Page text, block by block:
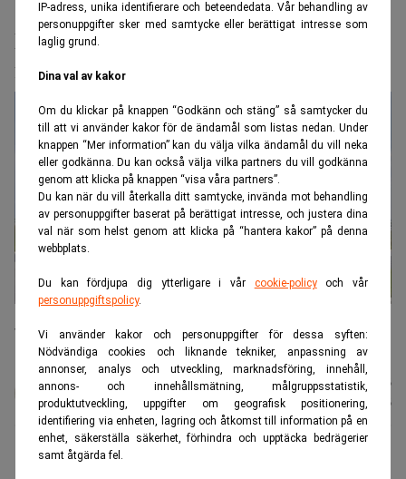
IP-adress, unika identifierare och beteendedata. Vår behandling av
personuppgifter sker med samtycke eller berättigat intresse som
laglig grund.
Dina val av kakor
Om du klickar på knappen “Godkänn och stäng” så samtycker du
till att vi använder kakor för de ändamål som listas nedan. Under
knappen “Mer information” kan du välja vilka ändamål du vill neka
eller godkänna. Du kan också välja vilka partners du vill godkänna
genom att klicka på knappen “visa våra partners”.
Du kan när du vill återkalla ditt samtycke, invända mot behandling
av personuppgifter baserat på berättigat intresse, och justera dina
val när som helst genom att klicka på “hantera kakor” på denna
webbplats.
Du kan fördjupa dig ytterligare i vår cookie-policyoch vår
personuppgiftspolicy.
Vi använder kakor och personuppgifter för dessa syften:
Nödvändiga cookies och liknande tekniker, anpassning av
annonser, analys och utveckling, marknadsföring, innehåll,
annons- och innehållsmätning, målgruppsstatistik,
produktutveckling, uppgifter om geografisk positionering,
identifiering via enheten, lagring och åtkomst till information på en
enhet, säkerställa säkerhet, förhindra och upptäcka bedrägerier
samt åtgärda fel.
Realtid.se Makro
Framtidens energi kan finnas här –
fyndet väcker globalt intresse
väcker frågor om framtidens energitransporter. (Foto: Getty
Images)
Karin
Andersen
Publicerad:06 aug. 2026
Uppdaterad:06 aug. 2026
Filippinerna har identifierat